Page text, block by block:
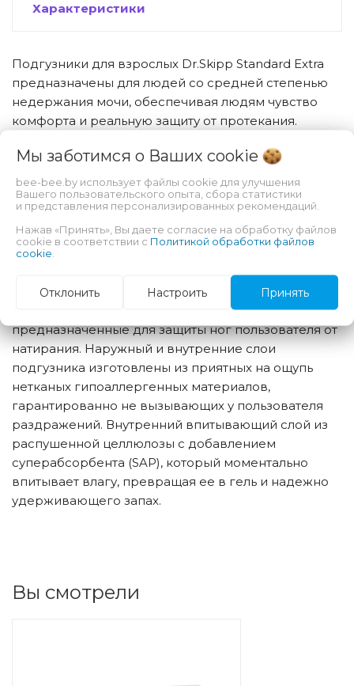
Характеристики
Подгузники для взрослых Dr.Skipp Standard Extra
предназначены для людей со средней степенью
недержания мочи, обеспечивая людям чувство
комфорта и реальную защиту от протекания.
крепящимися в любое место поверхности
подгузника и эластичного пояса обеспечивают
надежное прилегание изделия к телу и, как
следствие, эффективную защиту от протекания
жидкости наружу, в результате чего кожа под
подгузником оставалась сухой и не преет.
Конструкция подгузников включает в себя
нейтрализатор запаха, 3D объемные бортики
защиты от протекания и эластичные манжеты,
предназначенные для защиты ног пользователя от
натирания. Наружный и внутренние слои
подгузника изготовлены из приятных на ощупь
нетканых гипоаллергенных материалов,
гарантированно не вызывающих у пользователя
раздражений. Внутренний впитывающий слой из
распушенной целлюлозы с добавлением
суперабсорбента (SAP), который моментально
впитывает влагу, превращая ее в гель и надежно
удерживающего запах.
Вы смотрели
Мы заботимся о Ваших cookie
bee-bee.by использует файлы cookie для улучшения
Вашего пользовательского опыта, сбора статистики
и представления персонализированных рекомендаций.
Нажав «Принять», Вы даете согласие на обработку файлов
cookie в соответствии с Политикой обработки файлов
cookie
Отклонить Настроить Принять